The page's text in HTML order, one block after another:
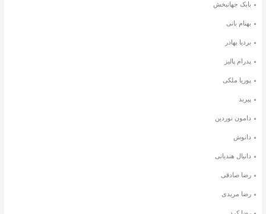
بابک جهانبخش
بهنام بانی
بردیا بهادر
پدرام پالیز
پوریا ملکی
پیربد
دامون نوردین
دانوش
دانیال هندیانی
رضا صادقی
رضا مریدی